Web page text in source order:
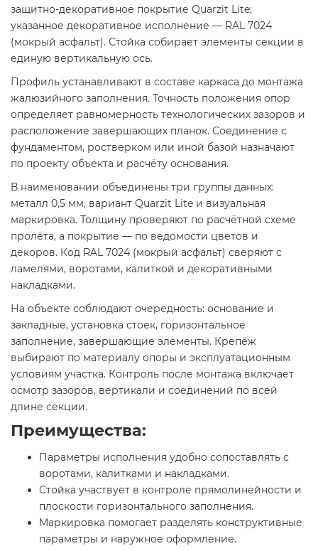
защитно-декоративное покрытие Quarzit Lite;
указанное декоративное исполнение — RAL 7024
(мокрый асфальт). Стойка собирает элементы секции в
единую вертикальную ось.
Профиль устанавливают в составе каркаса до монтажа
жалюзийного заполнения. Точность положения опор
определяет равномерность технологических зазоров и
расположение завершающих планок. Соединение с
фундаментом, ростверком или иной базой назначают
по проекту объекта и расчёту основания.
В наименовании объединены три группы данных:
металл 0,5 мм, вариант Quarzit Lite и визуальная
маркировка. Толщину проверяют по расчётной схеме
пролёта, а покрытие — по ведомости цветов и
декоров. Код RAL 7024 (мокрый асфальт) сверяют с
ламелями, воротами, калиткой и декоративными
накладками.
На объекте соблюдают очередность: основание и
закладные, установка стоек, горизонтальное
заполнение, завершающие элементы. Крепёж
выбирают по материалу опоры и эксплуатационным
условиям участка. Контроль после монтажа включает
осмотр зазоров, вертикали и соединений по всей
длине секции.
Преимущества:
Параметры исполнения удобно сопоставлять с
воротами, калитками и накладками.
Стойка участвует в контроле прямолинейности и
плоскости горизонтального заполнения.
Маркировка помогает разделять конструктивные
параметры и наружное оформление.